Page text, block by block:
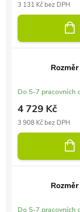
3 131 Kč bez DPH
Do 5-7 pracovních
4 729 Kč
3 908 Kč bez DPH
Do 5-7 pracovních